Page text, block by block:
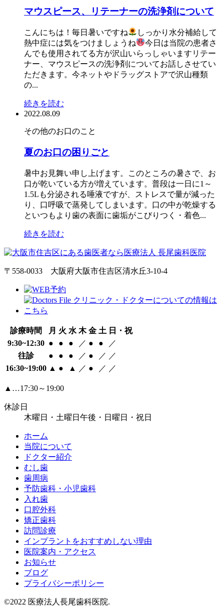
マウスピース、リテーナーの洗浄剤について
こんにちは！毎日暑いですね
しっかり水分補給して
熱中症には気をつけましょうね
今日は当院の患者さ
んでも使用されてる方が沢山いらっしゃいますリテー
ナー、マウスピースの洗浄剤についてお話しさせてい
ただきます。今ネットやドラッグストアで沢山種類
の...
続きを読む
2022.08.09
その他のお口のこと
夏のお口の困りごと
暑中お見舞い申し上げます。このところの暑さで、お
口が乾いている方が増えています。普段は一日に1～
1.5Lも分泌される唾液ですが、ストレスで量が減った
り、口呼吸で蒸発してしまいます。口の中が乾燥する
といつもより歯の表面に歯垢がこびりつく・着色...
続きを読む
〒558-0033 大阪府大阪市住吉区清水丘3-10-4
診療時間 月 火 水 木 金 土 日・祝
9:30~12:30 ● ● ● ／ ● ●
／
往診
● ● ● ／ ● ／ ／
16:30~19:00 ▲ ● ▲ ／ ● ／ ／
▲…17:30～19:00
休診日
木曜日・土曜日午後・日曜日・祝日
ホーム
当院について
ドクター紹介
むし歯
歯周病
予防歯科・小児歯科
入れ歯
口腔外科
矯正歯科
訪問診療
インプラントをおすすめしない理由
医院案内・アクセス
お知らせ
ブログ
プライバシーポリシー
©2022 医療法人長尾歯科医院.